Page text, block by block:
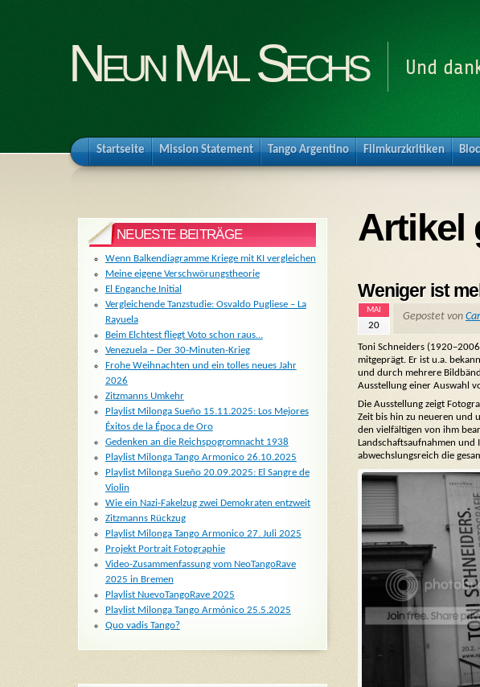
Neun Mal Sechs Und
Startseite Mission Statement Tango Argentino Filmkurzkritiken
Artikel
Weniger ist
MAI
20
Gepostet von
Toni Schneiders
mitgeprägt. Er ist u.a.
und durch mehrere
Ausstellung einer Auswahl
Die Ausstellung zeigt
Zeit bis hin zu neueren und
den vielfältigen von ihm
Landschaftsaufnahmen
abwechslungsreich die
NEUESTE BEITRÄGE
Wenn Balkendiagramme Kriege mit KI vergleichen
Meine eigene Verschwörungstheorie
El Enganche Initial
Vergleichende Tanzstudie: Osvaldo Pugliese – La
Rayuela
Beim Elchtest fliegt Voto schon raus…
Venezuela – Der 30-Minuten-Krieg
Frohe Weihnachten und ein tolles neues Jahr
2026
Zitzmanns Umkehr
Playlist Milonga Sueño 15.11.2025: Los Mejores
Éxitos de la Época de Oro
Gedenken an die Reichspogromnacht 1938
Playlist Milonga Tango Armonico 26.10.2025
Playlist Milonga Sueño 20.09.2025: El Sangre de
Violin
Wie ein Nazi-Fakelzug zwei Demokraten entzweit
Zitzmanns Rückzug
Playlist Milonga Tango Armonico 27. Juli 2025
Projekt Portrait Fotographie
Video-Zusammenfassung vom NeoTangoRave
2025 in Bremen
Playlist NuevoTangoRave 2025
Playlist Milonga Tango Armónico 25.5.2025
Quo vadis Tango?